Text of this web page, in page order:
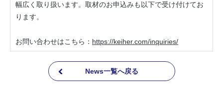
幅広く取り扱います。取材のお申込みも以下で受け付けてお
ります。
お問い合わせはこちら： https://keiher.com/inquiries/
News一覧へ戻る